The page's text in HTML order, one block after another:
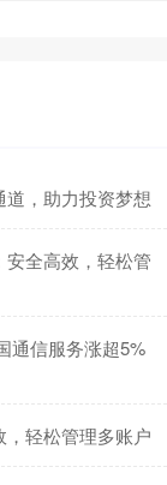
，助力投资梦想
全高效，轻松管
通信服务涨超5%
轻松管理多账户